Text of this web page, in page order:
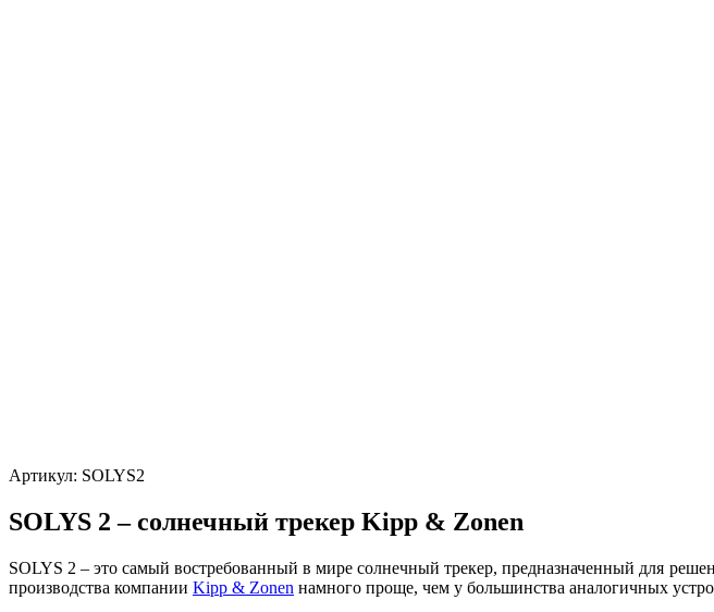
Артикул: SOLYS2
SOLYS 2 – солнечный трекер Kipp & Zonen
SOLYS 2 – это самый востребованный в мире солнечный трекер, предназначенный для
производства компании Kipp & Zonen намного проще, чем у большинства аналогичных